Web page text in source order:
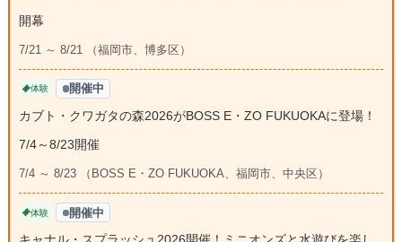
開幕
7/21 ～ 8/21 （福岡市、博多区）
体験 開催中
カブト・クワガタの森2026がBOSS E・ZO FUKUOKAに登場！
7/4～8/23開催
7/4 ～ 8/23 （BOSS E・ZO FUKUOKA、福岡市、中央区）
体験 開催中